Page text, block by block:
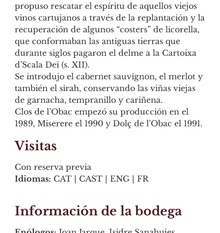
propuso rescatar el espíritu de aquellos viejos
vinos cartujanos a través de la replantación y la
recuperación de algunos “costers” de licorella,
que conformaban las antiguas tierras que
durante siglos pagaron el delme a la Cartoixa
d’Scala Dei (s. XII).
Se introdujo el cabernet sauvignon, el merlot y
también el sirah, conservando las viñas viejas
de garnacha, tempranillo y cariñena.
Clos de l’Obac empezó su producción en el
1989, Miserere el 1990 y Dolç de l’Obac el 1991.
Visitas
Con reserva previa
Idiomas: CAT | CAST | ENG | FR
Información de la bodega